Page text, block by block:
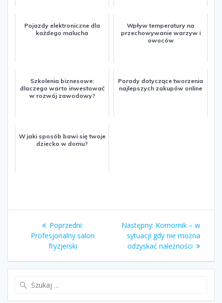
Pojazdy elektroniczne dla
każdego malucha
Wpływ temperatury na
przechowywanie warzyw i
owoców
Szkolenia biznesowe:
dlaczego warto inwestować
w rozwój zawodowy?
Porady dotyczące tworzenia
najlepszych zakupów online
W jaki sposób bawi się twoje
dziecko w domu?
Nawigacja
wpisu
Poprzedni:
wpis:
Profesjonalny salon
fryzjerski
Następny: Następny
wpis:
Komornik – w
sytuacji gdy nie można
odzyskać należności